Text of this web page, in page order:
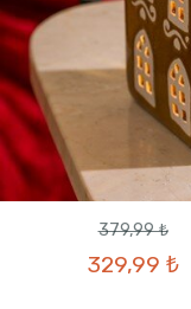
379,99 ₺
329,99 ₺